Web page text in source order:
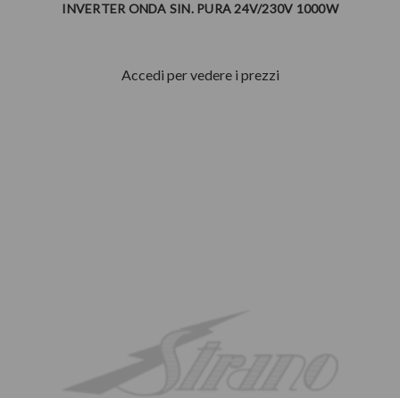
INVERTER ONDA SIN. PURA 24V/230V 1000W
Accedi per vedere i prezzi